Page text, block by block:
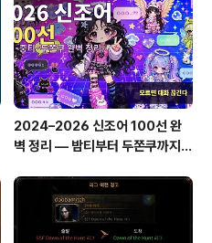
2024–2026 신조어 100선 완
벽 정리 — 밤티부터 두쫀쿠까지,